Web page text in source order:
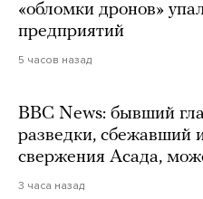
«обломки дронов»
предприятий
5 часов назад
BBC News: бывший
разведки, сбежавший
свержения Асада,
3 часа назад